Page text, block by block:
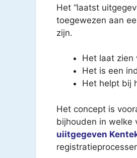
Het “laatst
toegewezen aan
zijn.
Het laat zien
Het is een
Het helpt bij
Het concept is
bijhouden in welke
uiitgegeven